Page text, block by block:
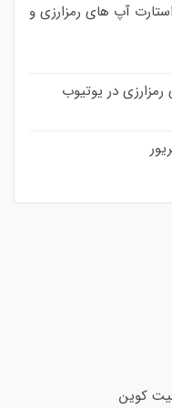
آپ‌ های رمزارزی و
رمزارزی در یوتیوب
کوین